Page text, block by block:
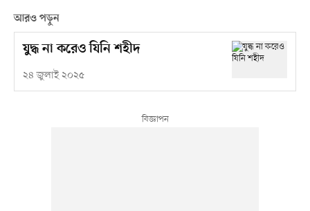
আরও পড়ুন
যুদ্ধ না করেও যিনি শহীদ
২৪ জুলাই ২০২৫